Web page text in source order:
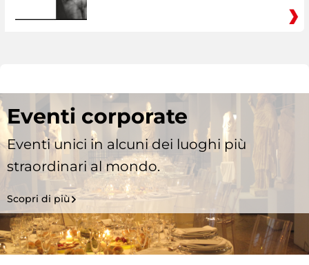
Eventi corporate
Eventi unici in alcuni dei luoghi più
straordinari al mondo.
Scopri di più